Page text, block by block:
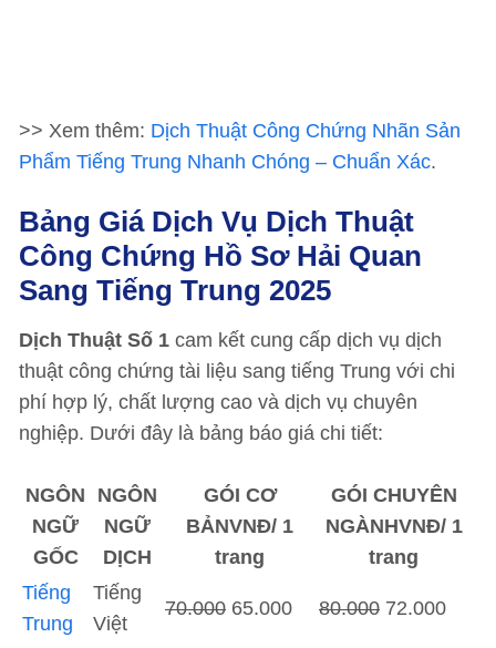
>> Xem thêm: Dịch Thuật Công Chứng Nhãn Sản
Phẩm Tiếng Trung Nhanh Chóng – Chuẩn Xác.
Bảng Giá Dịch Vụ Dịch Thuật
Công Chứng Hồ Sơ Hải Quan
Sang Tiếng Trung 2025
Dịch Thuật Số 1 cam kết cung cấp dịch vụ dịch
thuật công chứng tài liệu sang tiếng Trung với chi
phí hợp lý, chất lượng cao và dịch vụ chuyên
nghiệp. Dưới đây là bảng báo giá chi tiết:
NGÔN
NGỮ
GỐC
NGÔN
NGỮ
DỊCH
GÓI CƠ
BẢNVNĐ/ 1
trang
GÓI CHUYÊN
NGÀNHVNĐ/ 1
trang
Tiếng
Trung
Tiếng
Việt
70.000 65.000 80.000 72.000